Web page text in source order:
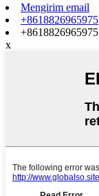
Mengirim email
+8618826965975
+8618826965975
x